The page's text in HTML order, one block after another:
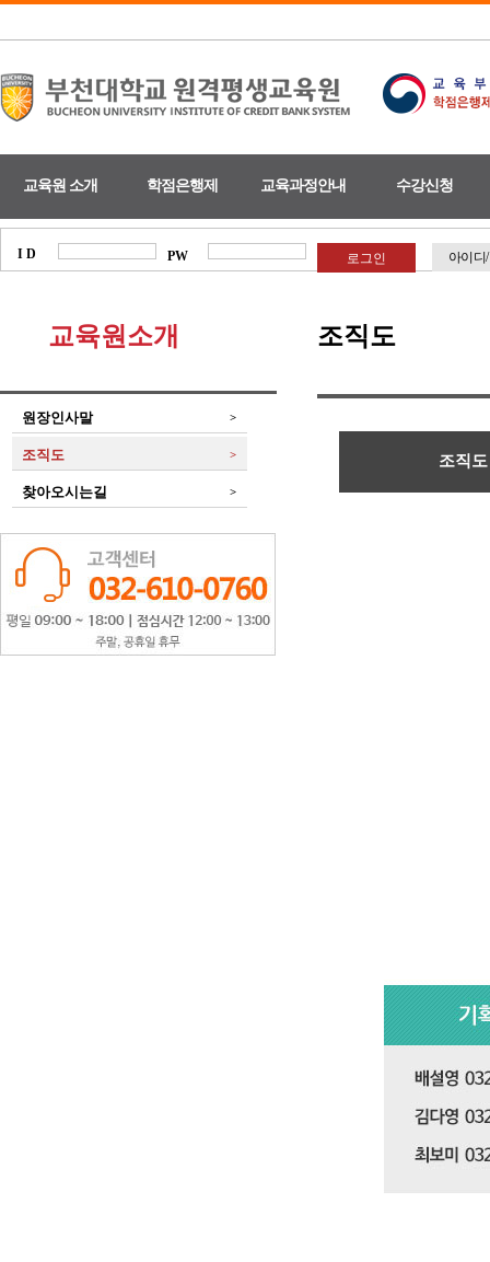
교육원 소개 학점은행제 교육과정안내 수강신청
I D PW 아이디
교육원소개
원장인사말 >
조직도 >
찾아오시는길 >
조직도
조직도